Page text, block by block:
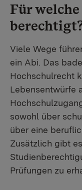
Für
Viele Wege
ein Abi. Das
Hochschulrecht
Lebensentwürfe
sowohl über
über eine
Zusätzlich gibt
Prüfungen zu